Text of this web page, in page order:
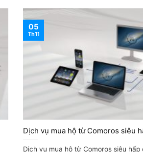
Dịch vụ mua hộ từ Comoros siêu
Dịch vụ mua hộ từ Comoros siêu
05
Th11